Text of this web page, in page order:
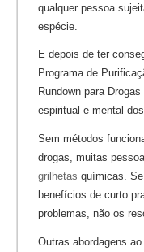
qualquer pessoa
espécie.
E depois de ter
Programa de
Rundown para
espiritual e mental
Sem métodos
drogas, muitas
grilhetas químicas.
benefícios de curto
problemas, não os
Outras abordagens